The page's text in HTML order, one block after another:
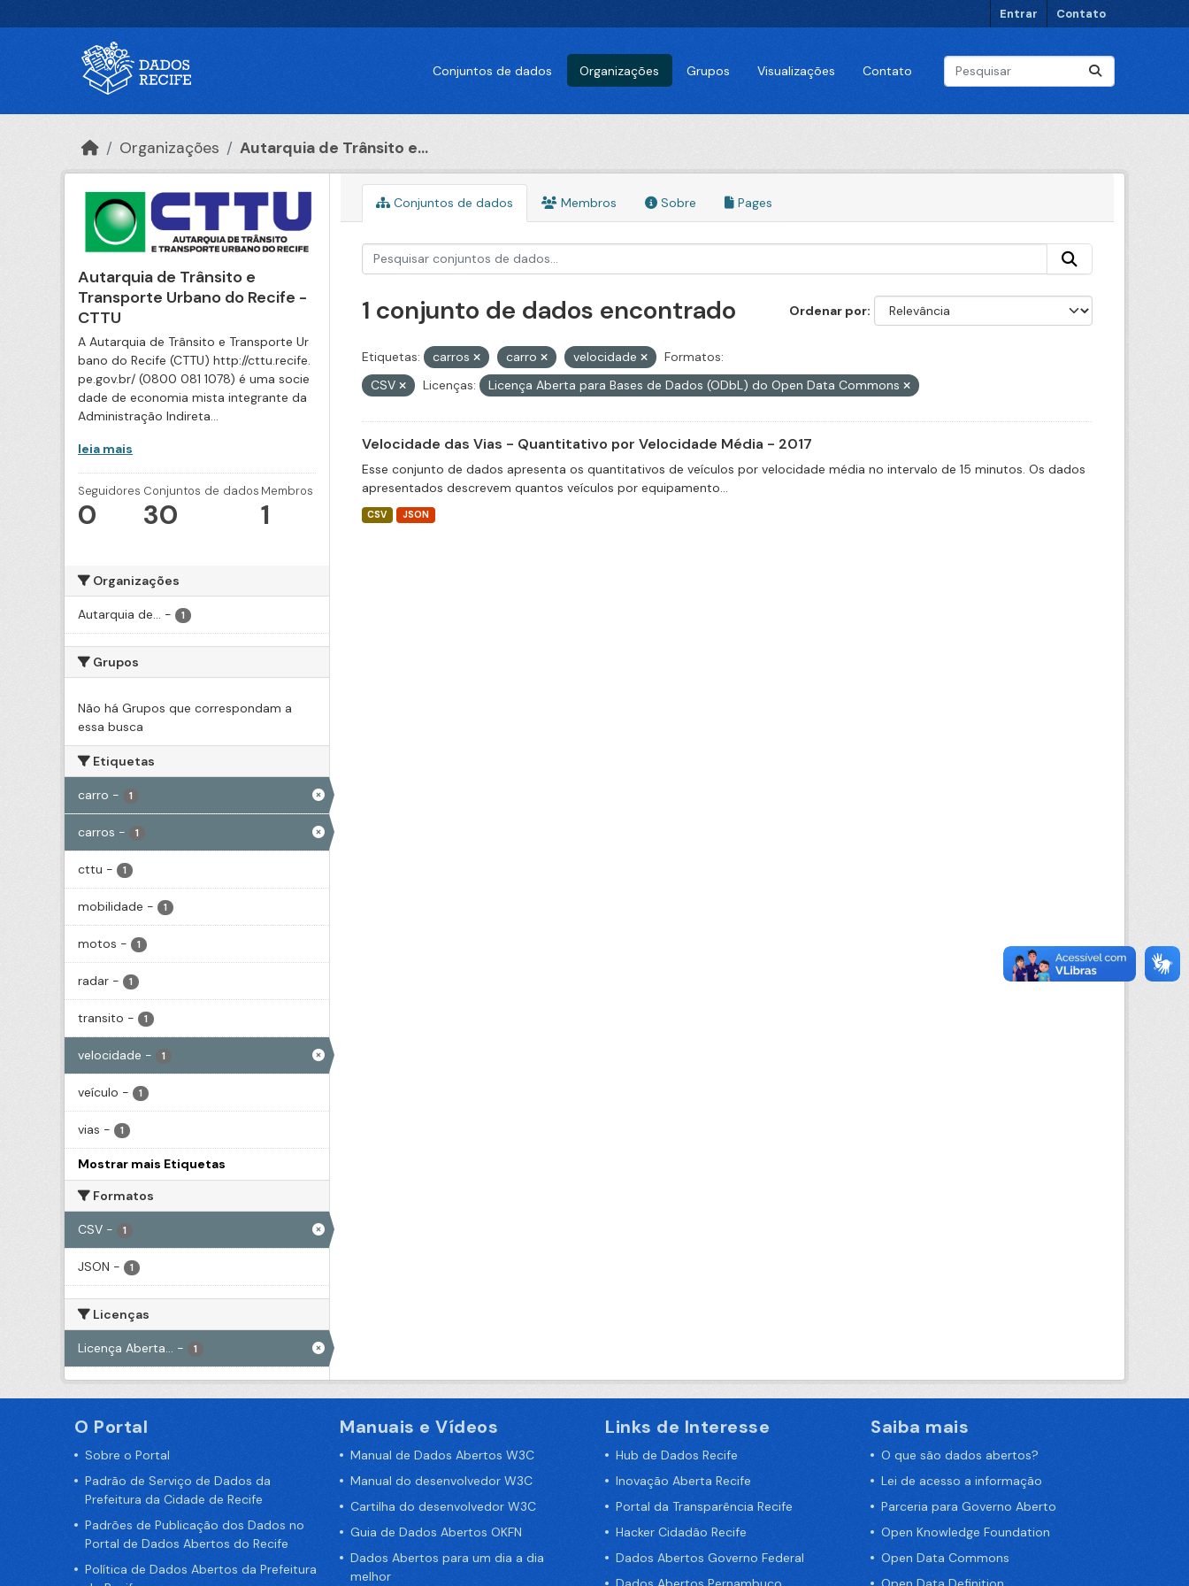
Entrar Contato
Conjuntos de dados Organizações Grupos Visualizações Contato
Organizações Autarquia de Trânsito e...
Autarquia de Trânsito e
Transporte Urbano do Recife -
CTTU
A Autarquia de Trânsito e Transporte Ur
bano do Recife (CTTU) http://cttu.recife.
pe.gov.br/ (0800 081 1078) é uma socie
dade de economia mista integrante da
Administração Indireta...
leia mais
Seguidores
0
Conjuntos de dados
30
Membros
1
Organizações
Autarquia de... - 1
Grupos
Não há Grupos que correspondam a
essa busca
Etiquetas
carro - 1
carros - 1
cttu - 1
mobilidade - 1
motos - 1
radar - 1
transito - 1
velocidade - 1
veículo - 1
vias - 1
Mostrar mais Etiquetas
Formatos
CSV - 1
JSON - 1
Licenças
Licença Aberta... - 1
Conjuntos de dados Membros Sobre Pages
Ordenar por
1 conjunto de dados encontrado
Etiquetas: carros carro velocidade
Formatos:
CSV
Licenças: Licença Aberta para Bases de Dados (ODbL) do Open Data Commons
Velocidade das Vias - Quantitativo por Velocidade Média - 2017
Esse conjunto de dados apresenta os quantitativos de veículos por velocidade média no intervalo de 15 minutos. Os dados
apresentados descrevem quantos veículos por equipamento...
CSV JSON
O Portal
Sobre o Portal
Padrão de Serviço de Dados da
Prefeitura da Cidade de Recife
Padrões de Publicação dos Dados no
Portal de Dados Abertos do Recife
Política de Dados Abertos da Prefeitura
Manuais e Vídeos
Manual de Dados Abertos W3C
Manual do desenvolvedor W3C
Cartilha do desenvolvedor W3C
Guia de Dados Abertos OKFN
Dados Abertos para um dia a dia
melhor
Links de Interesse
Hub de Dados Recife
Inovação Aberta Recife
Portal da Transparência Recife
Hacker Cidadão Recife
Dados Abertos Governo Federal
Saiba mais
O que são dados abertos?
Lei de acesso a informação
Parceria para Governo Aberto
Open Knowledge Foundation
Open Data Commons